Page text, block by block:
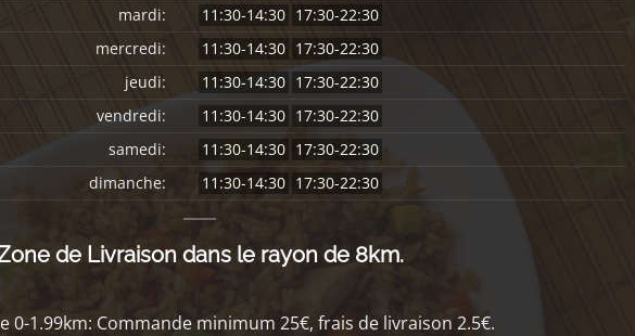
mardi:
11:30-14:30 17:30-22:30
mercredi:
11:30-14:30 17:30-22:30
jeudi:
11:30-14:30 17:30-22:30
vendredi:
11:30-14:30 17:30-22:30
samedi:
11:30-14:30 17:30-22:30
dimanche:
11:30-14:30 17:30-22:30
de Livraison dans le rayon de 8km.
0-1.99km: Commande minimum 25€, frais de livraison 2.5€.